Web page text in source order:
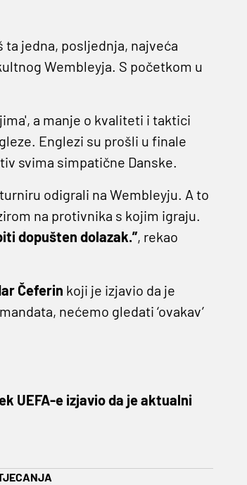
jedna, posljednja, najveća
Wembleyja. S početkom u
a manje o kvaliteti i taktici
Englezi su prošli u finale
svima simpatične Danske.
odigrali na Wembleyju. A to
na protivnika s kojim igraju.
dopušten dolazak.”, rekao
Čeferin koji je izjavio da je
nećemo gledati ‘ovakav’
UEFA-e izjavio da je aktualni